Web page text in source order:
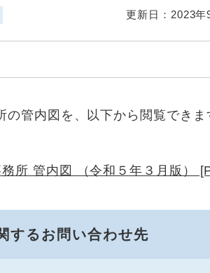
更新日：2023年
の管内図を、以下から閲覧できま
所 管内図 （令和５年３月版）
するお問い合わせ先